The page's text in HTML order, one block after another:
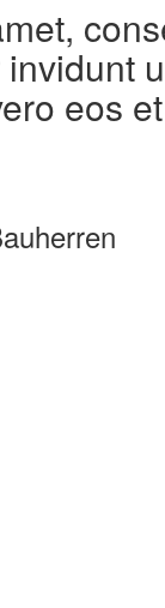
eos